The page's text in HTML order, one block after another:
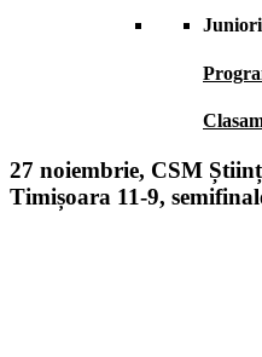
27 noiembrie, CSM
Timișoara 11-9,